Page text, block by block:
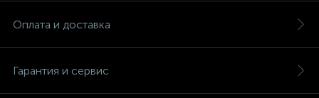
Оплата и доставка
Гарантия и сервис